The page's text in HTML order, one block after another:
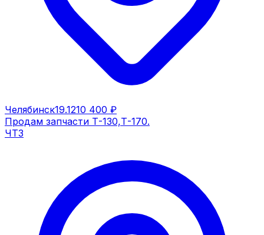
Челябинск19.1210 400 ₽
Продам запчасти Т-130,Т-170.
ЧТЗ